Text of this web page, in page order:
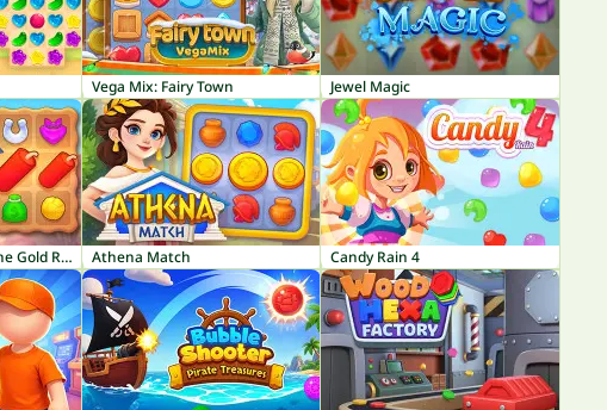
Vega Mix: Fairy Town Jewel Magic
Wild West Match 2: The Gold Rush Athena Match Candy Rain 4